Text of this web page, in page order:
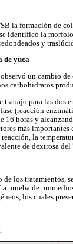
la formación de
identificó la
y
de yuca
un cambio
carbohidratos
para las dos
(reacción
horas y
más
la
de dextrosa del
los tratamientos,
prueba de
los cuales